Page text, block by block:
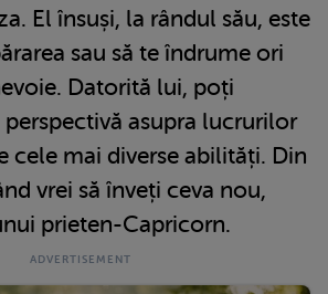
El însuși, la rândul său, este
sau să te îndrume ori
Datorită lui, poți
asupra lucrurilor
cele mai diverse abilități. Din
vrei să înveți ceva nou,
prieten-Capricorn.